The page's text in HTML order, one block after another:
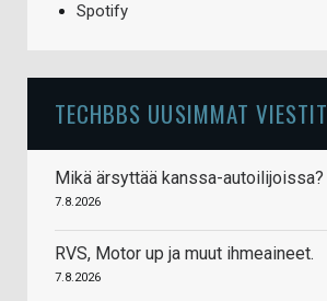
Spotify
TECHBBS UUSIMMAT VIESTIT
Mikä ärsyttää kanssa-autoilijoissa?
7.8.2026
RVS, Motor up ja muut ihmeaineet.
7.8.2026